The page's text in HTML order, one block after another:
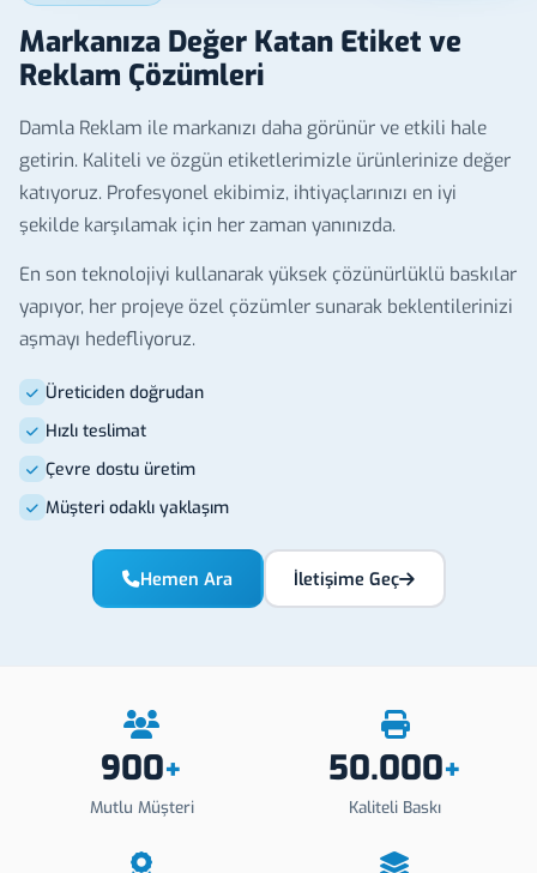
Markanıza Değer Katan Etiket ve
Reklam Çözümleri
Damla Reklam ile markanızı daha görünür ve etkili hale
getirin. Kaliteli ve özgün etiketlerimizle ürünlerinize değer
katıyoruz. Profesyonel ekibimiz, ihtiyaçlarınızı en iyi
şekilde karşılamak için her zaman yanınızda.
En son teknolojiyi kullanarak yüksek çözünürlüklü baskılar
yapıyor, her projeye özel çözümler sunarak beklentilerinizi
aşmayı hedefliyoruz.
Üreticiden doğrudan
Hızlı teslimat
Çevre dostu üretim
Müşteri odaklı yaklaşım
Hemen Ara İletişime Geç
900+
Mutlu Müşteri
50.000+
Kaliteli Baskı